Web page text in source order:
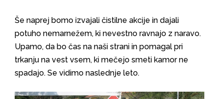
Še naprej bomo izvajali čistilne akcije in dajali
potuho nemarnežem, ki nevestno ravnajo z naravo.
Upamo, da bo čas na naši strani in pomagal pri
trkanju na vest vsem, ki mečejo smeti kamor ne
spadajo. Se vidimo naslednje leto.